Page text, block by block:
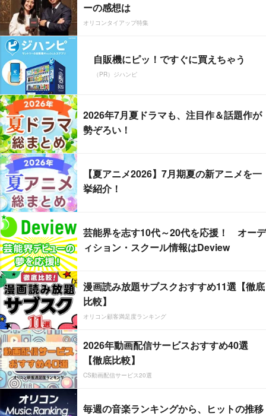
ーの感想は
オリコンタイアップ特集
自販機にピッ！ですぐに買えちゃう
（PR）ジハンピ
2026年7月夏ドラマも、注目作＆話題作が
勢ぞろい！
【夏アニメ2026】7月期夏の新アニメを一
挙紹介！
芸能界を志す10代～20代を応援！ オーデ
ィション・スクール情報はDeview
漫画読み放題サブスクおすすめ11選【徹底
比較】
オリコン顧客満足度ランキング
2026年動画配信サービスおすすめ40選
【徹底比較】
CS動画配信サービス20選
毎週の音楽ランキングから、ヒットの推移